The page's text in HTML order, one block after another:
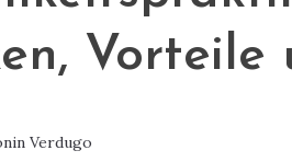
Vorteile
Verdugo